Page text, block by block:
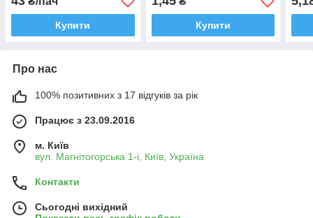
Купити Купити
шт.
Про нас
100% позитивних з 17 відгуків за рік
Працює з 23.09.2016
м. Київ
вул. Магнітогорська 1-і, Київ, Україна
Контакти
Сьогодні вихідний